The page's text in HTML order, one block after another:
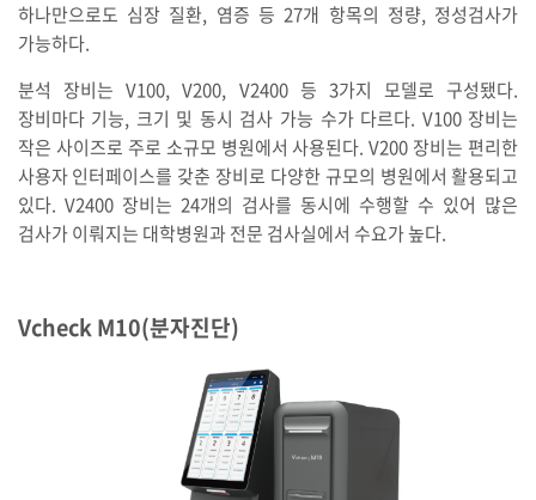
하나만으로도 심장 질환, 염증 등 27개 항목의 정량, 정성검사가
가능하다.
분석 장비는 V100, V200, V2400 등 3가지 모델로 구성됐다.
장비마다 기능, 크기 및 동시 검사 가능 수가 다르다. V100 장비는
작은 사이즈로 주로 소규모 병원에서 사용된다. V200 장비는 편리한
사용자 인터페이스를 갖춘 장비로 다양한 규모의 병원에서 활용되고
있다. V2400 장비는 24개의 검사를 동시에 수행할 수 있어 많은
검사가 이뤄지는 대학병원과 전문 검사실에서 수요가 높다.
Vcheck M10(분자진단)